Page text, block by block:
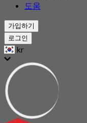
도움
가입하기
로그인
kr